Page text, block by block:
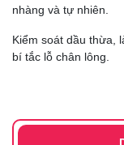
nhàng và tự nhiên.
Kiểm soát dầu thừa,
bí tắc lỗ chân lông.